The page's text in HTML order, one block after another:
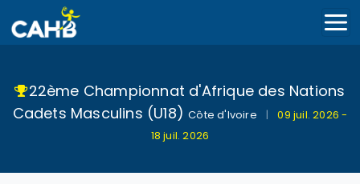
22ème Championnat d'Afrique des Nations
Cadets Masculins (U18)Côte d'Ivoire |
09 juil. 2026 -
18 juil. 2026